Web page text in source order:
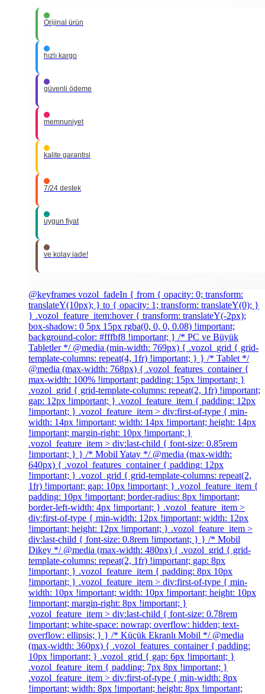
Orijinal ürün
hızlı kargo
güvenli ödeme
memnuniyet
kalite garantisi
7/24 destek
uygun fiyat
ve kolay iade!
@keyframes vozol_fadeIn { from { opacity: 0; transform:
translateY(10px); } to { opacity: 1; transform: translateY(0); }
} .vozol_feature_item:hover { transform: translateY(-2px);
box-shadow: 0 5px 15px rgba(0, 0, 0, 0.08) !important;
background-color: #fffbf8 !important; } /* PC ve Büyük
Tabletler */ @media (min-width: 769px) { .vozol_grid { grid-
template-columns: repeat(4, 1fr) !important; } } /* Tablet */
@media (max-width: 768px) { .vozol_features_container {
max-width: 100% !important; padding: 15px !important; }
.vozol_grid { grid-template-columns: repeat(2, 1fr) !important;
gap: 12px !important; } .vozol_feature_item { padding: 12px
!important; } .vozol_feature_item > div:first-of-type { min-
width: 14px !important; width: 14px !important; height: 14px
!important; margin-right: 10px !important; }
.vozol_feature_item > div:last-child { font-size: 0.85rem
!important; } } /* Mobil Yatay */ @media (max-width:
640px) { .vozol_features_container { padding: 12px
!important; } .vozol_grid { grid-template-columns: repeat(2,
1fr) !important; gap: 10px !important; } .vozol_feature_item {
padding: 10px !important; border-radius: 8px !important;
border-left-width: 4px !important; } .vozol_feature_item >
div:first-of-type { min-width: 12px !important; width: 12px
!important; height: 12px !important; } .vozol_feature_item >
div:last-child { font-size: 0.8rem !important; } } /* Mobil
Dikey */ @media (max-width: 480px) { .vozol_grid { grid-
template-columns: repeat(2, 1fr) !important; gap: 8px
!important; } .vozol_feature_item { padding: 8px 10px
!important; } .vozol_feature_item > div:first-of-type { min-
width: 10px !important; width: 10px !important; height: 10px
!important; margin-right: 8px !important; }
.vozol_feature_item > div:last-child { font-size: 0.78rem
!important; white-space: nowrap; overflow: hidden; text-
overflow: ellipsis; } } /* Küçük Ekranlı Mobil */ @media
(max-width: 360px) { .vozol_features_container { padding:
10px !important; } .vozol_grid { gap: 6px !important; }
.vozol_feature_item { padding: 7px 8px !important; }
.vozol_feature_item > div:first-of-type { min-width: 8px
!important; width: 8px !important; height: 8px !important;